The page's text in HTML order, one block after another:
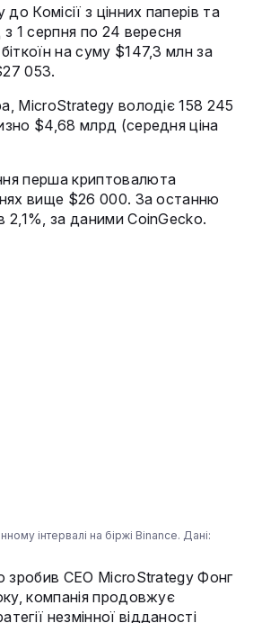
до Комісії з цінних паперів та
1 серпня по 24 вересня
на суму $147,3 млн за
053.
MicroStrategy володіє 158 245
$4,68 млрд (середня ціна
перша криптовалюта
вище $26 000. За останню
2,1%, за даними CoinGecko.
інтервалі на біржі Binance. Дані:
зробив CEO MicroStrategy Фонг
компанія продовжує
незмінної відданості